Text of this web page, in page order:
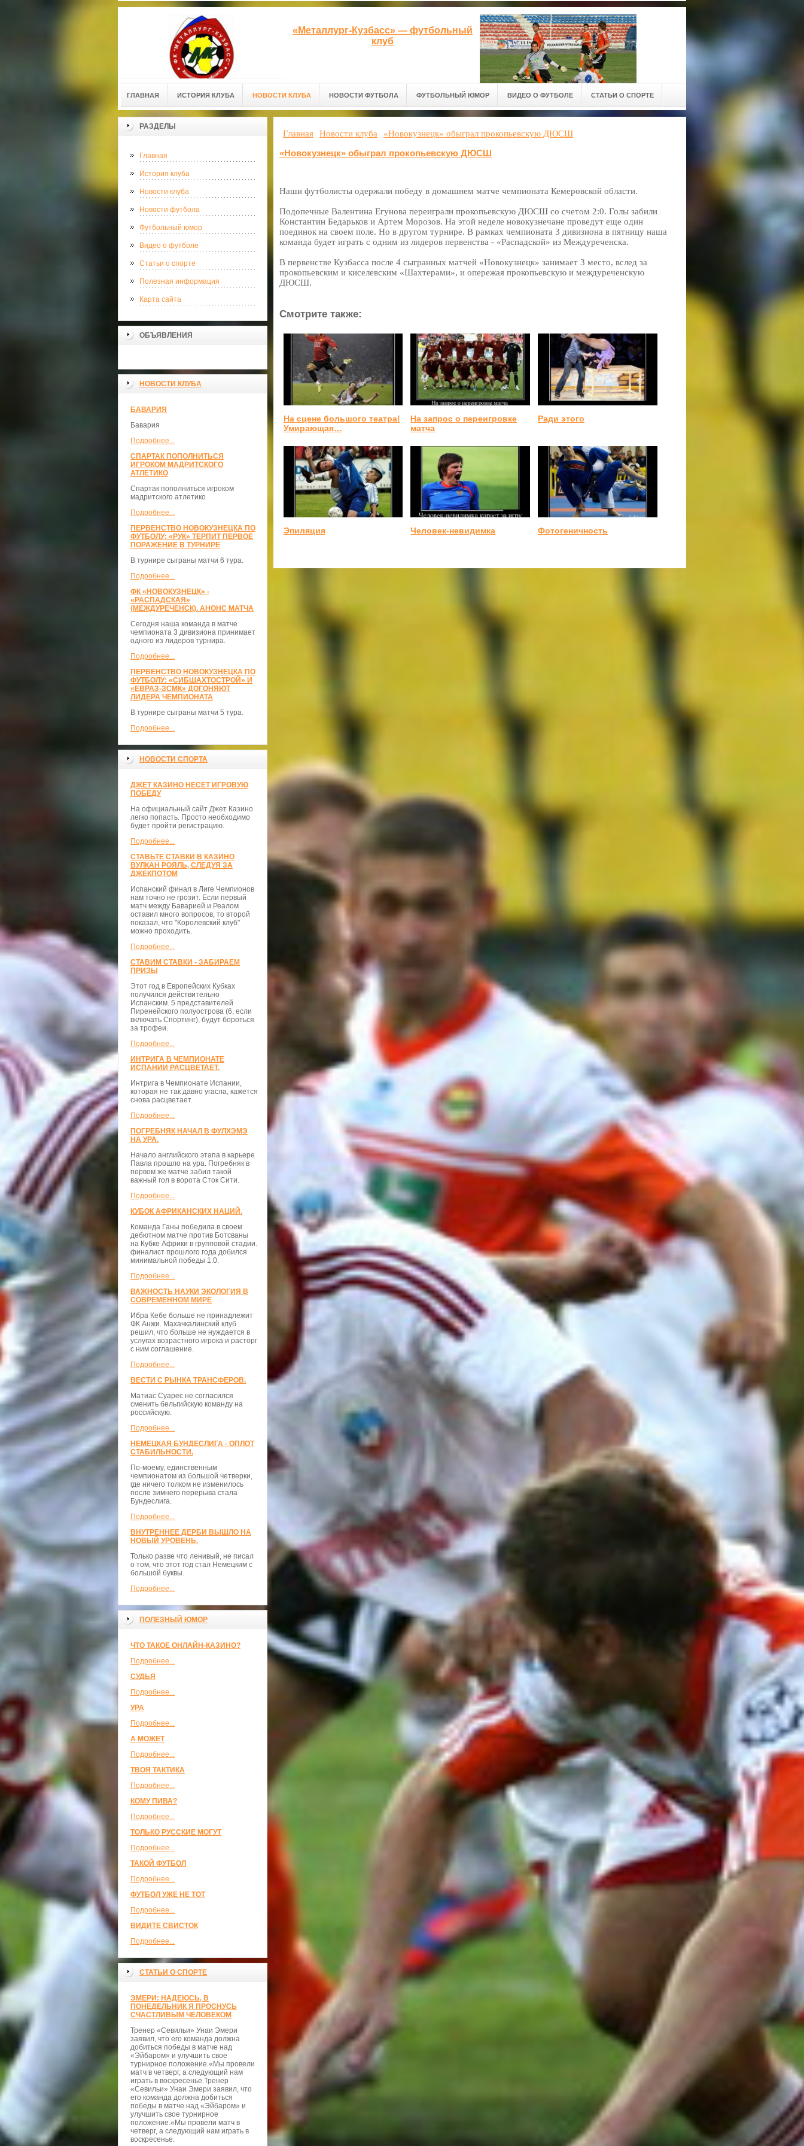
«Металлург-Кузбасс» — футбольный
клуб
ГЛАВНАЯ ИСТОРИЯ КЛУБА НОВОСТИ КЛУБА НОВОСТИ ФУТБОЛА ФУТБОЛЬНЫЙ ЮМОР ВИДЕО О ФУТБОЛЕ СТАТЬИ О СПОРТЕ
РАЗДЕЛЫ
Главная
История клуба
Новости клуба
Новости футбола
Футбольный юмор
Видео о футболе
Статьи о спорте
Полезная информация
Карта сайта
ОБЪЯВЛЕНИЯ
НОВОСТИ КЛУБА
БАВАРИЯ
Бавария
Подробнее...
СПАРТАК ПОПОЛНИТЬСЯ
ИГРОКОМ МАДРИТСКОГО
АТЛЕТИКО
Спартак пополниться игроком
мадритского атлетико
Подробнее...
ПЕРВЕНСТВО НОВОКУЗНЕЦКА ПО
ФУТБОЛУ: «РУК» ТЕРПИТ ПЕРВОЕ
ПОРАЖЕНИЕ В ТУРНИРЕ
В турнире сыграны матчи 6 тура.
Подробнее...
ФК «НОВОКУЗНЕЦК» -
«РАСПАДСКАЯ»
(МЕЖДУРЕЧЕНСК). АНОНС МАТЧА
Сегодня наша команда в матче
чемпионата 3 дивизиона принимает
одного из лидеров турнира.
Подробнее...
ПЕРВЕНСТВО НОВОКУЗНЕЦКА ПО
ФУТБОЛУ: «СИБШАХТОСТРОЙ» И
«ЕВРАЗ-ЗСМК» ДОГОНЯЮТ
ЛИДЕРА ЧЕМПИОНАТА
В турнире сыграны матчи 5 тура.
Подробнее...
НОВОСТИ СПОРТА
ДЖЕТ КАЗИНО НЕСЕТ ИГРОВУЮ
ПОБЕДУ
На официальный сайт Джет Казино
легко попасть. Просто необходимо
будет пройти регистрацию.
Подробнее...
СТАВЬТЕ СТАВКИ В КАЗИНО
ВУЛКАН РОЯЛЬ, СЛЕДУЯ ЗА
ДЖЕКПОТОМ
Испанский финал в Лиге Чемпионов
нам точно не грозит. Если первый
матч между Баварией и Реалом
оставил много вопросов, то второй
показал, что "Королевский клуб"
можно проходить.
Подробнее...
СТАВИМ СТАВКИ - ЗАБИРАЕМ
ПРИЗЫ
Этот год в Европейских Кубках
получился действительно
Испанским. 5 представителей
Пиренейского полуострова (6, если
включать Спортинг), будут бороться
за трофеи.
Подробнее...
ИНТРИГА В ЧЕМПИОНАТЕ
ИСПАНИИ РАСЦВЕТАЕТ.
Интрига в Чемпионате Испании,
которая не так давно угасла, кажется
снова расцветает.
Подробнее...
ПОГРЕБНЯК НАЧАЛ В ФУЛХЭМЭ
НА УРА.
Начало английского этапа в карьере
Павла прошло на ура. Погребняк в
первом же матче забил такой
важный гол в ворота Сток Сити.
Подробнее...
КУБОК АФРИКАНСКИХ НАЦИЙ.
Команда Ганы победила в своем
дебютном матче против Ботсваны
на Кубке Африки в групповой стадии.
финалист прошлого года добился
минимальной победы 1:0.
Подробнее...
ВАЖНОСТЬ НАУКИ ЭКОЛОГИЯ В
СОВРЕМЕННОМ МИРЕ
Ибра Кебе больше не принадлежит
ФК Анжи. Махачкалинский клуб
решил, что больше не нуждается в
услугах возрастного игрока и расторг
с ним соглашение.
Подробнее...
ВЕСТИ С РЫНКА ТРАНСФЕРОВ.
Матиас Суарес не согласился
сменить бельгийскую команду на
российскую.
Подробнее...
НЕМЕЦКАЯ БУНДЕСЛИГА - ОПЛОТ
СТАБИЛЬНОСТИ.
По-моему, единственным
чемпионатом из большой четверки,
где ничего толком не изменилось
после зимнего перерыва стала
Бундеслига.
Подробнее...
ВНУТРЕННЕЕ ДЕРБИ ВЫШЛО НА
НОВЫЙ УРОВЕНЬ.
Только разве что ленивый, не писал
о том, что этот год стал Немецким с
большой буквы.
Подробнее...
ПОЛЕЗНЫЙ ЮМОР
ЧТО ТАКОЕ ОНЛАЙН-КАЗИНО?
Подробнее...
СУДЬЯ
Подробнее...
УРА
Подробнее...
А МОЖЕТ
Подробнее...
ТВОЯ ТАКТИКА
Подробнее...
КОМУ ПИВА?
Подробнее...
ТОЛЬКО РУССКИЕ МОГУТ
Подробнее...
ТАКОЙ ФУТБОЛ
Подробнее...
ФУТБОЛ УЖЕ НЕ ТОТ
Подробнее...
ВИДИТЕ СВИСТОК
Подробнее...
СТАТЬИ О СПОРТЕ
ЭМЕРИ: НАДЕЮСЬ, В
ПОНЕДЕЛЬНИК Я ПРОСНУСЬ
СЧАСТЛИВЫМ ЧЕЛОВЕКОМ
Тренер «Севильи» Унаи Эмери
заявил, что его команда должна
добиться победы в матче над
«Эйбаром» и улучшить свое
турнирное положение.«Мы провели
матч в четверг, а следующий нам
играть в воскресенье.Тренер
«Севильи» Унаи Эмери заявил, что
его команда должна добиться
победы в матче над «Эйбаром» и
улучшить свое турнирное
положение.«Мы провели матч в
четверг, а следующий нам играть в
воскресенье.
Главная Новости клуба «Новокузнецк» обыграл прокопьевскую ДЮСШ
«Новокузнецк» обыграл прокопьевскую ДЮСШ
Наши футболисты одержали победу в домашнем матче чемпионата Кемеровской области.
Подопечные Валентина Егунова переиграли прокопьевскую ДЮСШ со счетом 2:0. Голы забили
Константин Бедарьков и Артем Морозов. На этой неделе новокузнечане проведут еще один
поединок на своем поле. Но в другом турнире. В рамках чемпионата 3 дивизиона в пятницу наша
команда будет играть с одним из лидеров первенства - «Распадской» из Междуреченска.
В первенстве Кузбасса после 4 сыгранных матчей «Новокузнецк» занимает 3 место, вслед за
прокопьевским и киселевским «Шахтерами», и опережая прокопьевскую и междуреченскую
ДЮСШ.
Смотрите также:
На сцене большого театра!
Умирающая…
На запрос о переигровке
матча
Ради этого
Эпиляция Человек-невидимка Фотогеничность